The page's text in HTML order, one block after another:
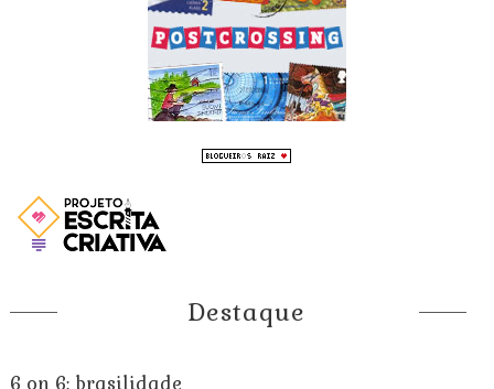
Destaque
6 on 6: brasilidade